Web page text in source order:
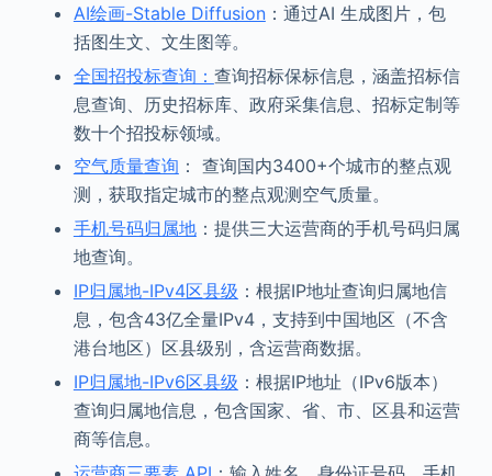
AI绘画-Stable Diffusion：通过AI 生成图片，包
括图生文、文生图等。
全国招投标查询： 查询招标保标信息，涵盖招标信
息查询、历史招标库、政府采集信息、招标定制等
数十个招投标领域。
空气质量查询 ： 查询国内3400+个城市的整点观
测，获取指定城市的整点观测空气质量。
手机号码归属地：提供三大运营商的手机号码归属
地查询。
IP归属地-IPv4区县级 ：根据IP地址查询归属地信
息，包含43亿全量IPv4，支持到中国地区（不含
港台地区）区县级别，含运营商数据。
IP归属地-IPv6区县级 ：根据IP地址（IPv6版本）
查询归属地信息，包含国家、省、市、区县和运营
商等信息。